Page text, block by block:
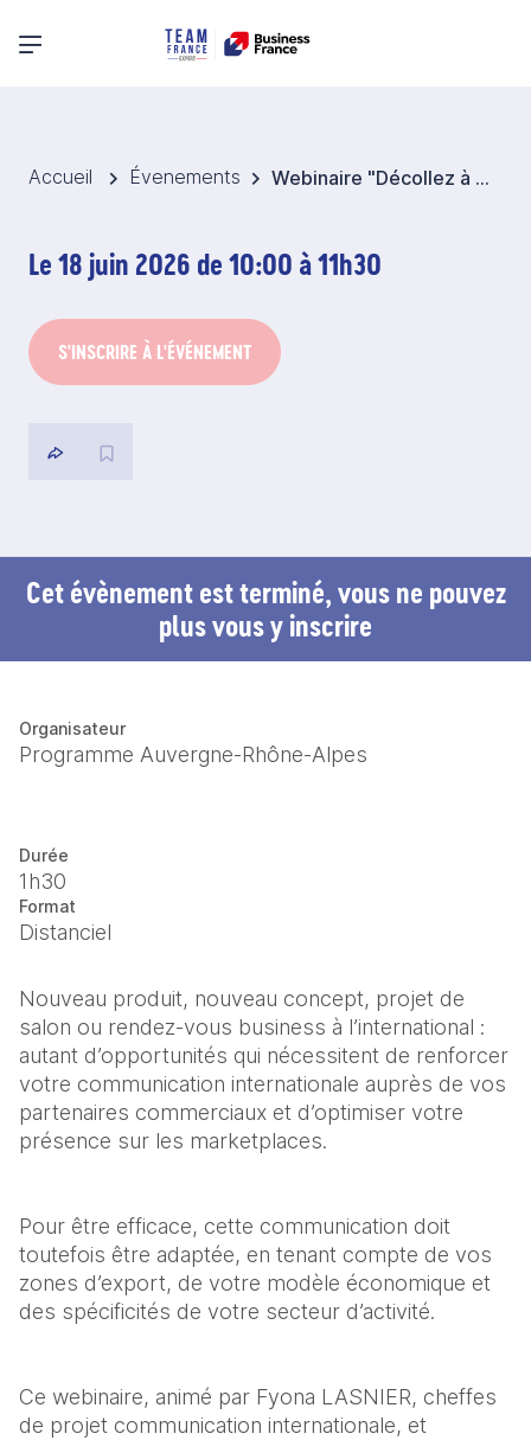
Menu principal
Accueil Évenements Webinaire "Décollez à l'export grâce à la communication digitale et aux marketplaces"
Le 18 juin 2026 de 10:00 à 11h30
S'INSCRIRE À L'ÉVÉNEMENT
Cet évènement est terminé, vous ne pouvez
plus vous y inscrire
Organisateur
Programme Auvergne-Rhône-Alpes
Durée
1h30
Format
Distanciel
Nouveau produit, nouveau concept, projet de
salon ou rendez-vous business à l’international :
autant d’opportunités qui nécessitent de renforcer
votre communication internationale auprès de vos
partenaires commerciaux et d’optimiser votre
présence sur les marketplaces.
Pour être efficace, cette communication doit
toutefois être adaptée, en tenant compte de vos
zones d’export, de votre modèle économique et
des spécificités de votre secteur d’activité.
Ce webinaire, animé par Fyona LASNIER, cheffes
de projet communication internationale, et